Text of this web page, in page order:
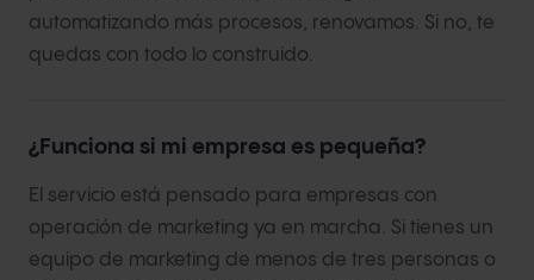
automatizando más procesos, renovamos. Si no, te
quedas con todo lo construido.
¿Funciona si mi empresa es pequeña?
El servicio está pensado para empresas con
operación de marketing ya en marcha. Si tienes un
equipo de marketing de menos de tres personas o